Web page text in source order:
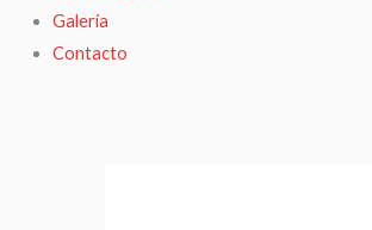
Galería
Contacto